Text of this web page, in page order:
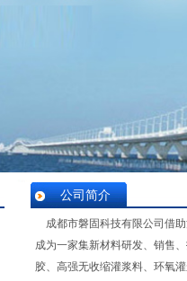
公司简介
成都市磐固科技有限公司借
成为一家集新材料研发、销售
胶、高强无收缩灌浆料、环氧